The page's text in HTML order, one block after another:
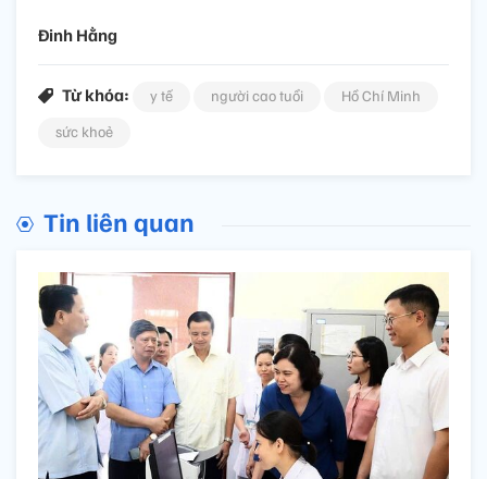
Đinh Hằng
Từ khóa: y tế người cao tuổi
Hồ Chí Minh
sức khoẻ
Tin liên quan